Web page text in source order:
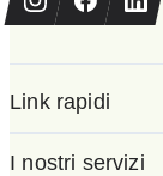
Link rapidi
I nostri servizi